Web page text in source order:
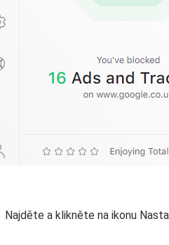
Najděte a klikněte na ikonu